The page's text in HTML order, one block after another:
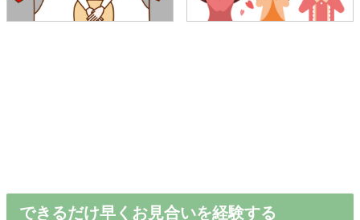
できるだけ早くお見合いを経験する